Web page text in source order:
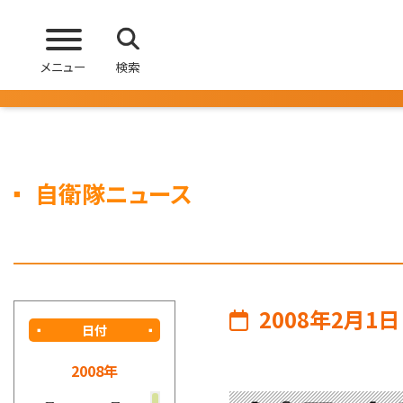
メニュー 検索
自衛隊ニュース
日付
2008年
2008年2月1日